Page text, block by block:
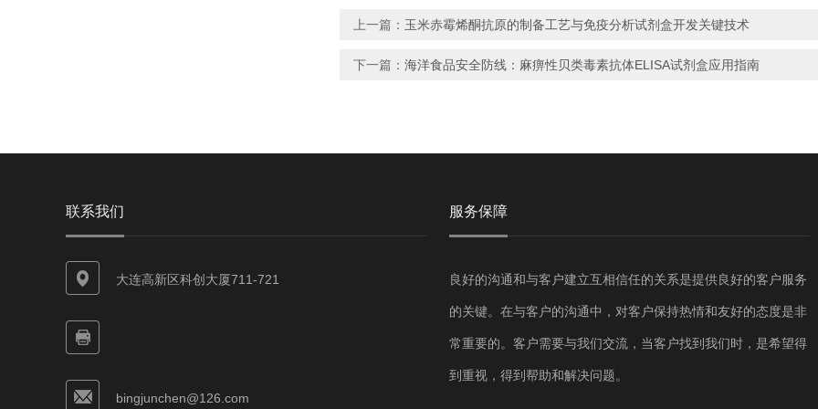
上一篇： 玉米赤霉烯酮抗原的制备工艺与免疫分析试剂盒开发关键技术
下一篇： 海洋食品安全防线：麻痹性贝类毒素抗体ELISA试剂盒应用指南
联系我们
大连高新区科创大厦711-721
bingjunchen@126.com
服务保障
良好的沟通和与客户建立互相信任的关系是提供良好的客户服务
的关键。在与客户的沟通中，对客户保持热情和友好的态度是非
常重要的。客户需要与我们交流，当客户找到我们时，是希望得
到重视，得到帮助和解决问题。